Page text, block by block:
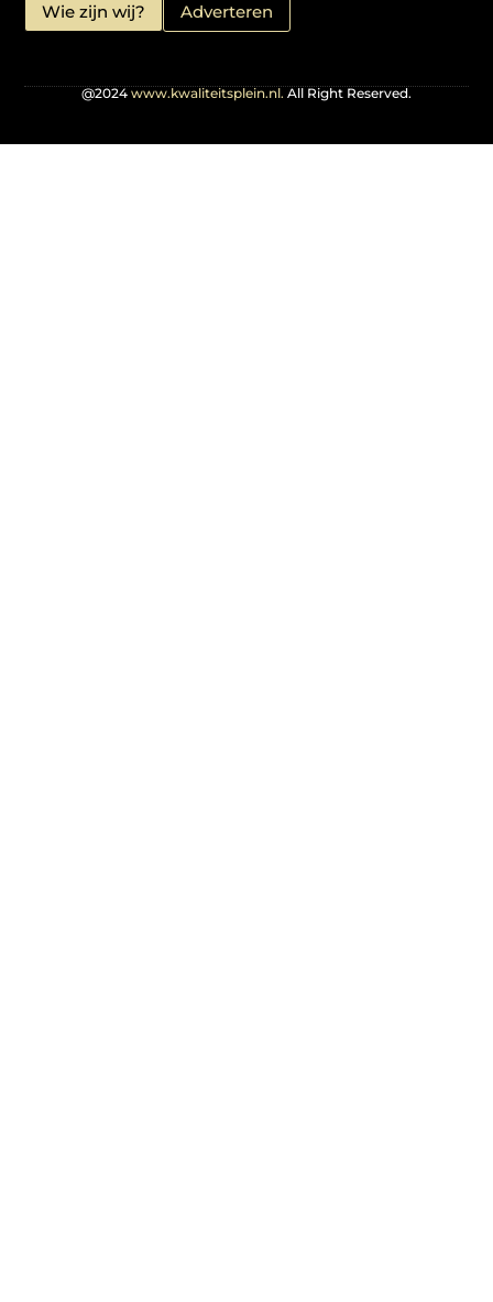
Wie zijn wij? Adverteren
@2024 www.kwaliteitsplein.nl. All Right Reserved.